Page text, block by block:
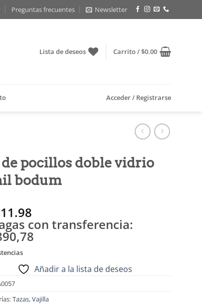
Preguntas frecuentes Newsletter
Lista de deseos Carrito /$0.00
Acceder / Registrarse
de pocillos doble vidrio
bodum
con transferencia:
Añadir a la lista de deseos
Tazas,Vajilla